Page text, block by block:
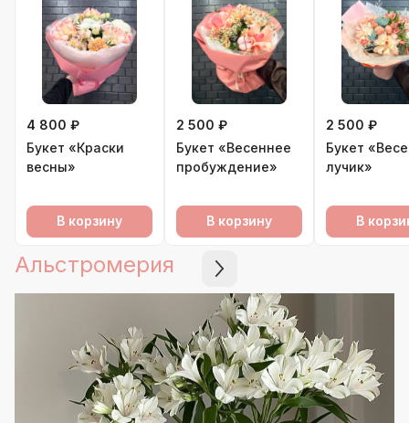
4 800 ₽
Букет «Краски
весны»
В корзину
2 500 ₽
Букет «Весеннее
пробуждение»
В корзину
2 500 ₽
Букет
лучик»
В
Альстромерия